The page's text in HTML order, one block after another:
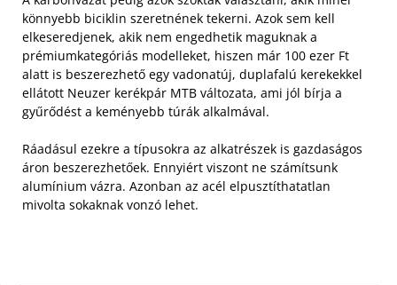
könnyebb biciklin szeretnének tekerni. Azok sem kell
elkeseredjenek, akik nem engedhetik maguknak a
prémiumkategóriás modelleket, hiszen már 100 ezer Ft
alatt is beszerezhető egy vadonatúj, duplafalú kerekekkel
ellátott Neuzer kerékpár MTB változata, ami jól bírja a
gyűrődést a keményebb túrák alkalmával.
Ráadásul ezekre a típusokra az alkatrészek is gazdaságos
áron beszerezhetőek. Ennyiért viszont ne számítsunk
alumínium vázra. Azonban az acél elpusztíthatatlan
mivolta sokaknak vonzó lehet.